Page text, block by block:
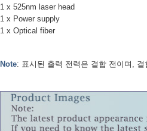
1 x 525nm laser head
1 x Power supply
1 x Optical fiber
Note: 표시된 출력 전력은 결합 전이며,